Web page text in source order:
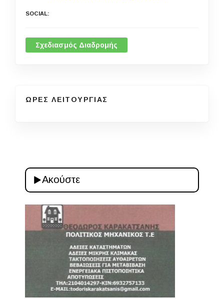
SOCIAL
Σχεδιασμός Διαδρομής
ΩΡΕΣ ΛΕΙΤΟΥΡΓΙΑΣ
Ακούστε